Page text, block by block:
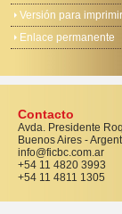
Versión para imprimir
Enlace permanente
Contacto
Avda. Presidente
Buenos Aires -
info@ficbc.com.ar
+54 11 4820 3993
+54 11 4811 1305